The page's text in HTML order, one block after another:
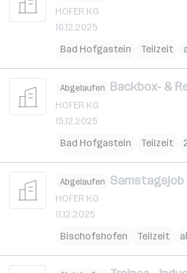
HOFER KG
16.12.2025
Bad Hofgastein
Teilzeit
Abgelaufen Backbox- &
HOFER KG
15.12.2025
Bad Hofgastein
Teilzeit
Abgelaufen Samstagsjob
HOFER KG
11.12.2025
Bischofshofen
Teilzeit